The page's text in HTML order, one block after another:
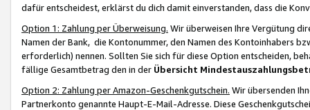
dafür entscheidest, erklärst du dich damit einverstanden, dass die
Option 1: Zahlung per Überweisung. Wir überweisen Ihre Vergütung
Namen der Bank, die Kontonummer, den Namen des Kontoinhabers
erforderlich) nennen. Sollten Sie sich für diese Option entscheiden,
fällige Gesamtbetrag den in der Übersicht
Option 2: Zahlung per Amazon-Geschenkgutschein. Wir übersenden
Partnerkonto genannte Haupt-E-Mail-Adresse. Diese